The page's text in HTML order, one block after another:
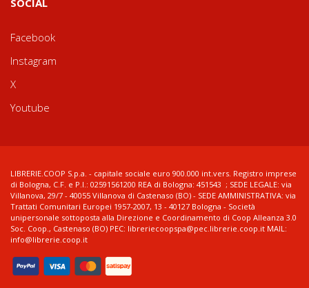
SOCIAL
Facebook
Instagram
X
Youtube
LIBRERIE.COOP S.p.a. - capitale sociale euro 900.000 int.vers. Registro imprese
di Bologna, C.F. e P.I.: 02591561200 REA di Bologna: 451543 ; SEDE LEGALE: via
Villanova, 29/7 - 40055 Villanova di Castenaso (BO) - SEDE AMMINISTRATIVA: via
Trattati Comunitari Europei 1957-2007, 13 - 40127 Bologna - Società
unipersonale sottoposta alla Direzione e Coordinamento di Coop Alleanza 3.0
Soc. Coop., Castenaso (BO) PEC: libreriecoopspa@pec.librerie.coop.it MAIL:
info@librerie.coop.it